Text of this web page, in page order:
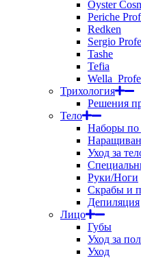
Oyster
Periche
Redken
Sergio
Tashe
Tefia
Трихология
Решения
Тело
Наборы по
Уход за
Руки/Ноги
Скрабы и
Депиляция
Лицо
Губы
Уход за
Уход